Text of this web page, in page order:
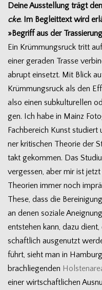
Deine Aus­stel­lung trägt
cke. Im Begleit­text wird
»Begriff aus der
Ein Krüm­mungs­ruck tritt
einer gera­den Trasse
abrupt ein­setzt. Mit Blick
Krüm­mungs­ruck als den
also einen sub­kul­tu­rel­len
gen. Ich habe in Mainz
Fach­be­reich Kunst stu­diert
ner kri­ti­schen Theo­rie der
takt gekom­men. Das
ver­ges­sen, aber mir ist
Theo­rien immer noch
These, dass die
an denen soziale
ent­ste­hen kann, dazu
schaft­lich aus­ge­nutzt
führt, sieht man in
brach­lie­gen­den
einer wirt­schaft­li­chen